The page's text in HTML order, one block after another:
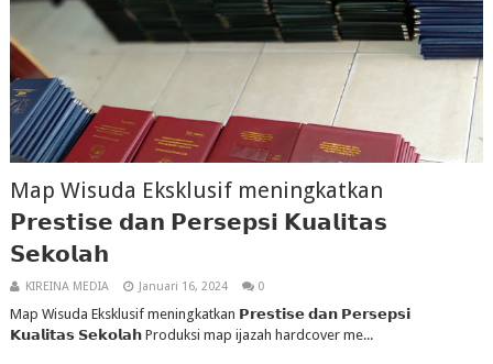
Map Wisuda Eksklusif meningkatkan
𝗣𝗿𝗲𝘀𝘁𝗶𝘀𝗲 𝗱𝗮𝗻 𝗣𝗲𝗿𝘀𝗲𝗽𝘀𝗶 𝗞𝘂𝗮𝗹𝗶𝘁𝗮𝘀
𝗦𝗲𝗸𝗼𝗹𝗮𝗵
KIREINA MEDIA Januari 16, 2024 0
Map Wisuda Eksklusif meningkatkan 𝗣𝗿𝗲𝘀𝘁𝗶𝘀𝗲 𝗱𝗮𝗻 𝗣𝗲𝗿𝘀𝗲𝗽𝘀𝗶
𝗞𝘂𝗮𝗹𝗶𝘁𝗮𝘀 𝗦𝗲𝗸𝗼𝗹𝗮𝗵 Produksi map ijazah hardcover me...